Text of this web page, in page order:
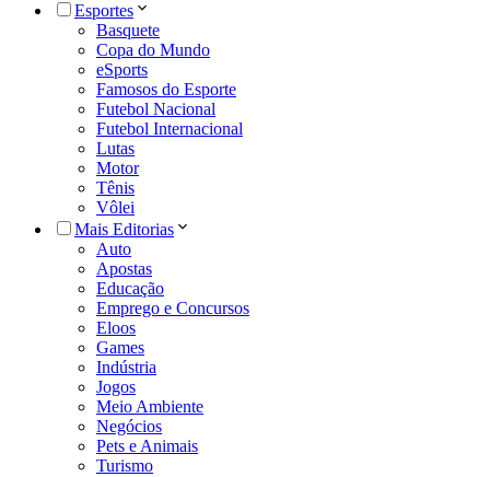
Esportes
Basquete
Copa do Mundo
eSports
Famosos do Esporte
Futebol Nacional
Futebol Internacional
Lutas
Motor
Tênis
Vôlei
Mais Editorias
Auto
Apostas
Educação
Emprego e Concursos
Eloos
Games
Indústria
Jogos
Meio Ambiente
Negócios
Pets e Animais
Turismo